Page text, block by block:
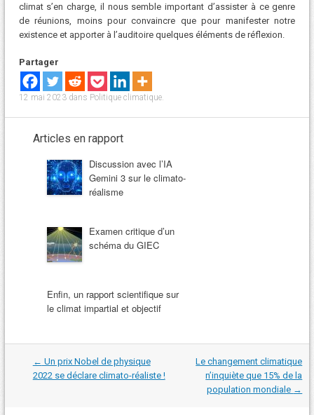
climat s’en charge, il nous semble important d’assister à ce genre
de réunions, moins pour convaincre que pour manifester notre
existence et apporter à l’auditoire quelques éléments de réflexion.
Partager
12 mai 2023dans Politique climatique.
Articles en rapport
Discussion avec l’IA
Gemini 3 sur le climato-
réalisme
Examen critique d’un
schéma du GIEC
Enfin, un rapport scientifique sur
le climat impartial et objectif
Navigation
dans
les
← Un prix Nobel de physique
2022 se déclare climato-réaliste !
Le changement climatique
n’inquiète que 15% de la
population mondiale →